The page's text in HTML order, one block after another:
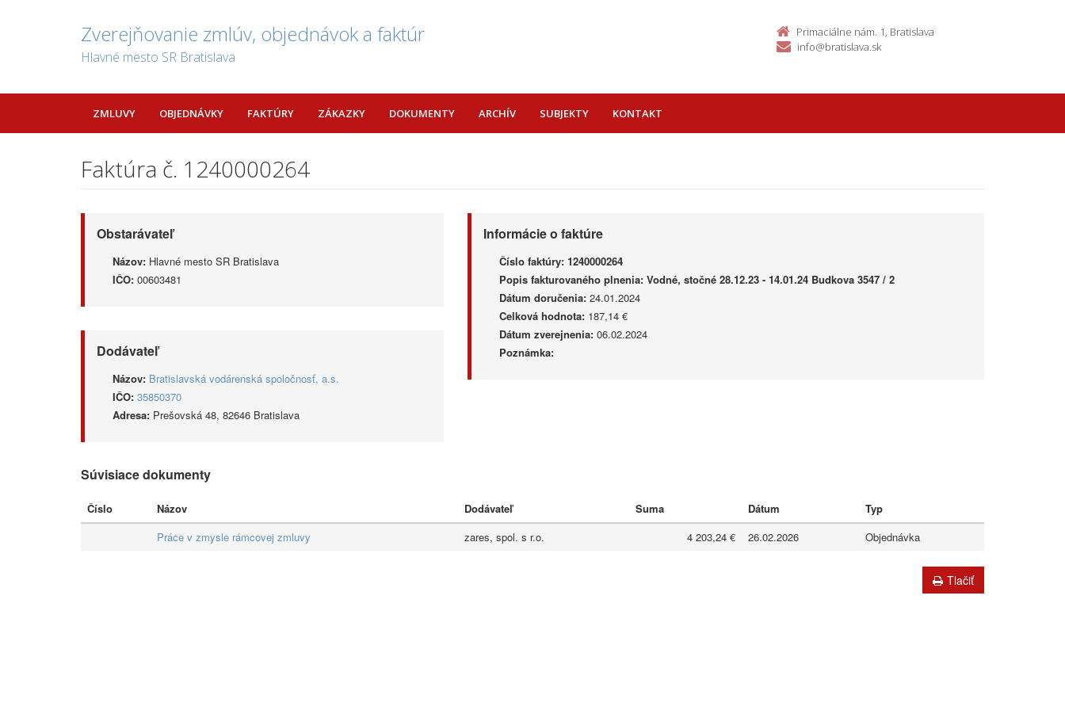
Zverejňovanie zmlúv, objednávok a faktúr
Hlavné mesto SR Bratislava
Primaciálne nám. 1, Bratislava
info@bratislava.sk
ZMLUVY OBJEDNÁVKY FAKTÚRY ZÁKAZKY DOKUMENTY ARCHÍV SUBJEKTY KONTAKT
Faktúra č. 1240000264
Obstarávateľ
Názov: Hlavné mesto SR Bratislava
IČO: 00603481
Dodávateľ
Názov: Bratislavská vodárenská spoločnosť, a.s.
IČO: 35850370
Adresa: Prešovská 48, 82646 Bratislava
Informácie o faktúre
Číslo faktúry: 1240000264
Popis fakturovaného plnenia: Vodné, stočné 28.12.23 - 14.01.24 Budkova 3547 / 2
Dátum doručenia:24.01.2024
Celková hodnota:187,14 €
Dátum zverejnenia:06.02.2024
Poznámka:
Súvisiace dokumenty
Číslo Názov Dodávateľ Suma Dátum
Typ
Práce v zmysle rámcovej zmluvy
zares, spol. s r.o. 4 203,24 € 26.02.2026 Objednávka
Tlačiť